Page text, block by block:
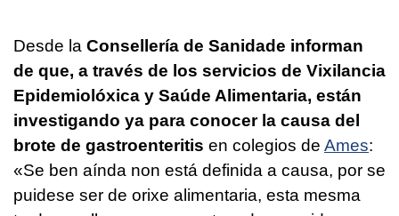
Desde la Consellería de Sanidade informan
de que, a través de los servicios de Vixilancia
Epidemiolóxica y Saúde Alimentaria, están
investigando ya para conocer la causa del
brote de gastroenteritis en colegios de Ames:
«Se ben aínda non está definida a causa, por se
puidese ser de orixe alimentaria, esta mesma